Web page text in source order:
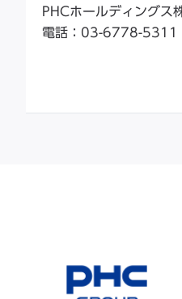
PHCホールディングス
電話：03-6778-